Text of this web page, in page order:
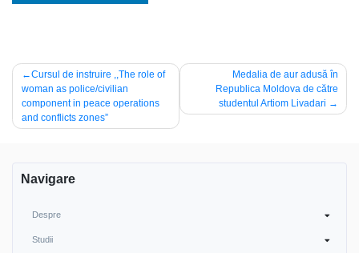
Navigare
în
articole
Cursul de instruire ,,The role of
woman as police/civilian
component in реасе operations
and conflicts zones”
Medalia de aur adusă în
Republica Moldova de către
studentul Artiom Livadari
Navigare
Despre
Studii